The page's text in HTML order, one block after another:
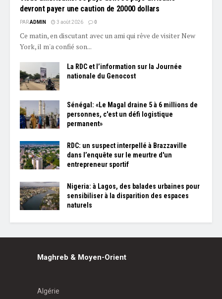
devront payer une caution de 20000 dollars
PARADMIN 3 août 2026 0
Ce matin, en discutant avec un ami qui rêve de visiter New
York, il m'a confié son...
La RDC et l’information sur la Journée
nationale du Genocost
Sénégal: «Le Magal draine 5 à 6 millions de
personnes, c'est un défi logistique
permanent»
RDC: un suspect interpellé à Brazzaville
dans l’enquête sur le meurtre d'un
entrepreneur sportif
Nigeria: à Lagos, des balades urbaines pour
sensibiliser à la disparition des espaces
naturels
Maghreb & Moyen-Orient
Algérie